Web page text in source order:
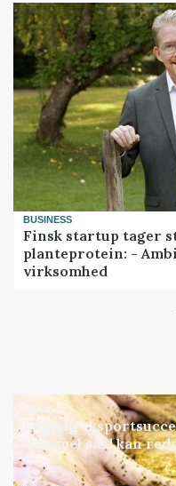
BUSINESS
Finsk startup tager
planteprotein: -
virksomhed
GRISE
Engang
Gammel sæd kan